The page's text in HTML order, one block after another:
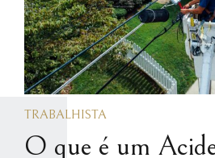
TRABALHISTA
O que é um